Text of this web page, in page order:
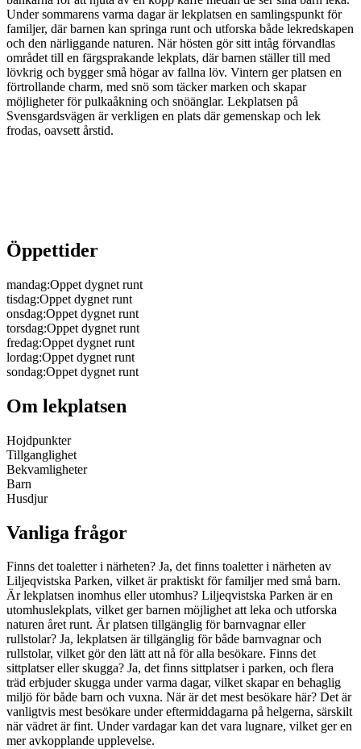
Under sommarens varma dagar är lekplatsen en samlingspunkt för
familjer, där barnen kan springa runt och utforska både lekredskapen
och den närliggande naturen. När hösten gör sitt intåg förvandlas
området till en färgsprakande lekplats, där barnen ställer till med
lövkrig och bygger små högar av fallna löv. Vintern ger platsen en
förtrollande charm, med snö som täcker marken och skapar
möjligheter för pulkaåkning och snöänglar. Lekplatsen på
Svensgardsvägen är verkligen en plats där gemenskap och lek
frodas, oavsett årstid.
Öppettider
mandag:Oppet dygnet runt
tisdag:Oppet dygnet runt
onsdag:Oppet dygnet runt
torsdag:Oppet dygnet runt
fredag:Oppet dygnet runt
lordag:Oppet dygnet runt
sondag:Oppet dygnet runt
Om lekplatsen
Hojdpunkter
Tillganglighet
Bekvamligheter
Barn
Husdjur
Vanliga frågor
Finns det toaletter i närheten? Ja, det finns toaletter i närheten av
Liljeqvistska Parken, vilket är praktiskt för familjer med små barn.
Är lekplatsen inomhus eller utomhus? Liljeqvistska Parken är en
utomhuslekplats, vilket ger barnen möjlighet att leka och utforska
naturen året runt. Är platsen tillgänglig för barnvagnar eller
rullstolar? Ja, lekplatsen är tillgänglig för både barnvagnar och
rullstolar, vilket gör den lätt att nå för alla besökare. Finns det
sittplatser eller skugga? Ja, det finns sittplatser i parken, och flera
träd erbjuder skugga under varma dagar, vilket skapar en behaglig
miljö för både barn och vuxna. När är det mest besökare här? Det är
vanligtvis mest besökare under eftermiddagarna på helgerna, särskilt
när vädret är fint. Under vardagar kan det vara lugnare, vilket ger en
mer avkopplande upplevelse.